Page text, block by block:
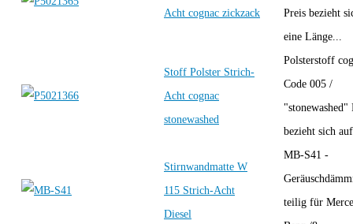
Acht cognac zickzack
Preis bezieht
eine Länge...
Stoff Polster Strich-
Acht cognac
stonewashed
Polsterstoff
Code 005 /
"stonewashed"
bezieht sich
Stirnwandmatte W
115 Strich-Acht
Diesel
MB-S41 -
teilig für